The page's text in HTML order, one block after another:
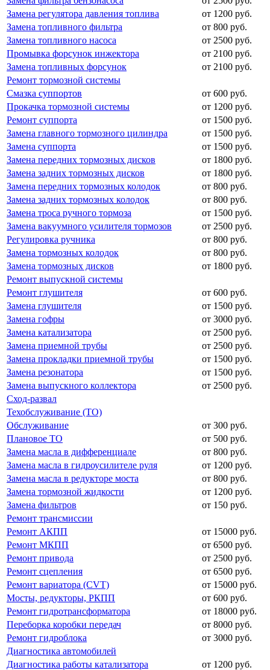
Замена регулятора давления топлива
от 1200 руб.
Замена топливного фильтра
от 800 руб.
Замена топливного насоса
от 2500 руб.
Промывка форсунок инжектора
от 2100 руб.
Замена топливных форсунок
от 2100 руб.
Ремонт тормозной системы
Смазка суппортов
от 600 руб.
Прокачка тормозной системы
от 1200 руб.
Ремонт суппорта
от 1500 руб.
Замена главного тормозного цилиндра
от 1500 руб.
Замена суппорта
от 1500 руб.
Замена передних тормозных дисков
от 1800 руб.
Замена задних тормозных дисков
от 1800 руб.
Замена передних тормозных колодок
от 800 руб.
Замена задних тормозных колодок
от 800 руб.
Замена троса ручного тормоза
от 1500 руб.
Замена вакуумного усилителя тормозов
от 2500 руб.
Регулировка ручника
от 800 руб.
Замена тормозных колодок
от 800 руб.
Замена тормозных дисков
от 1800 руб.
Ремонт выпускной системы
Ремонт глушителя
от 600 руб.
Замена глушителя
от 1500 руб.
Замена гофры
от 3000 руб.
Замена катализатора
от 2500 руб.
Замена приемной трубы
от 2500 руб.
Замена прокладки приемной трубы
от 1500 руб.
Замена резонатора
от 1500 руб.
Замена выпускного коллектора
от 2500 руб.
Сход-развал
Техобслуживание (ТО)
Обслуживание
от 300 руб.
Плановое ТО
от 500 руб.
Замена масла в дифференциале
от 800 руб.
Замена масла в гидроусилителе руля
от 1200 руб.
Замена масла в редукторе моста
от 800 руб.
Замена тормозной жидкости
от 1200 руб.
Замена фильтров
от 150 руб.
Ремонт трансмиссии
Ремонт АКПП
от 15000 руб.
Ремонт МКПП
от 6500 руб.
Ремонт привода
от 2500 руб.
Ремонт сцепления
от 6500 руб.
Ремонт вариатора (CVT)
от 15000 руб.
Мосты, редукторы, РКПП
от 600 руб.
Ремонт гидротрансформатора
от 18000 руб.
Переборка коробки передач
от 8000 руб.
Ремонт гидроблока
от 3000 руб.
Диагностика автомобилей
Диагностика работы катализатора
от 1200 руб.